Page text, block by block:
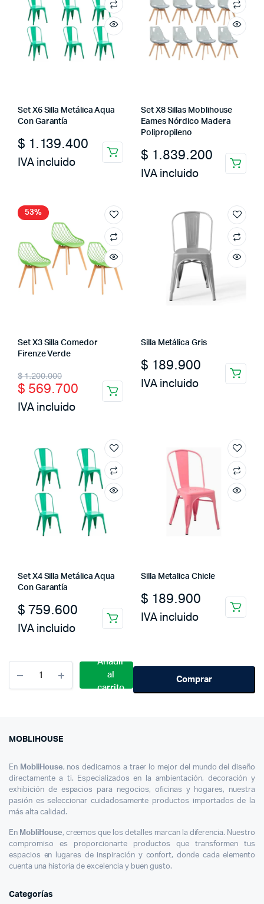
Set X6 Silla Metálica Aqua
Con Garantía
$ 1.139.400
IVA incluido
Set X8 Sillas Moblihouse
Eames Nórdico Madera
Polipropileno
$ 1.839.200
IVA incluido
53%
Set X3 Silla Comedor
Firenze Verde
$1.200.000
Original
price
was:
$ 569.700
Current
price
is:
IVA incluido
Silla Metálica Gris
$ 189.900
IVA incluido
Set X4 Silla Metálica Aqua
Con Garantía
$ 759.600
IVA incluido
Silla Metalica Chicle
$ 189.900
IVA incluido
Silla
Para
Añadir
al
carrito
Comprar
MOBLIHOUSE
En MobliHouse, nos dedicamos a traer lo mejor del mundo del diseño
directamente a ti. Especializados en la ambientación, decoración y
exhibición de espacios para negocios, oficinas y hogares, nuestra
pasión es seleccionar cuidadosamente productos importados de la
más alta calidad.
En MobliHouse, creemos que los detalles marcan la diferencia. Nuestro
compromiso es proporcionarte productos que transformen tus
espacios en lugares de inspiración y confort, donde cada elemento
cuenta una historia de excelencia y buen gusto.
Categorías